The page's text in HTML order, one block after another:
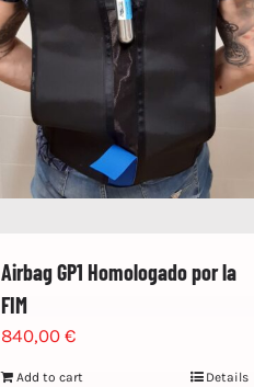
Airbag GP1 Homologado por la
FIM
840,00 €
Add to cart Details